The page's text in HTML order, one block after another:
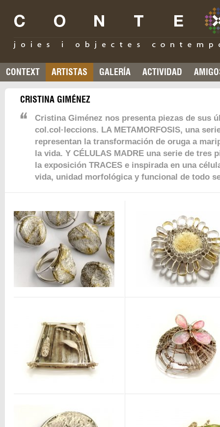
CONTEXT ARTISTAS GALERÍA ACTIVIDAD
CRISTINA GIMÉNEZ
Cristina Giménez nos presenta piezas de sus
col.col·leccions. LA METAMORFOSIS, una
representan la transformación de oruga a
la vida. Y CÉLULAS MADRE una serie de tres
la exposición TRACES e inspirada en una
vida, unidad morfológica y funcional de todo